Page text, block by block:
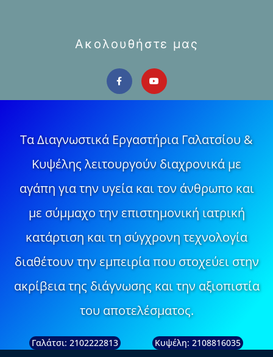
Ακολουθήστε μας
Τα Διαγνωστικά Εργαστήρια Γαλατσίου &
Κυψέλης λειτουργούν διαχρονικά με
αγάπη για την υγεία και τον άνθρωπο και
με σύμμαχο την επιστημονική ιατρική
κατάρτιση και τη σύγχρονη τεχνολογία
διαθέτουν την εμπειρία που στοχεύει στην
ακρίβεια της διάγνωσης και την αξιοπιστία
του αποτελέσματος.
Γαλάτσι: 2102222813 Κυψέλη: 2108816035